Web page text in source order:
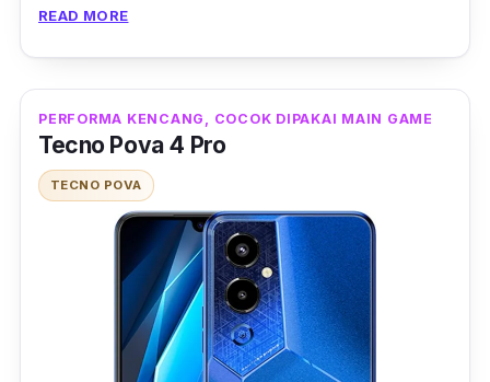
Baterai: 5000mAh
Jika kamu sedang mencari HP 2 jutaan 5G,
Samsung Galaxy A14 5G merupakan pilihan
yang tepat untukmu. Berkat penggunaan
Mediatek MT6833 Dimensity 700
dengan fabrikasi 7nm,smartphone
ini sudah mendukung konektivitas 5G yang
akan semakin banyak dijumpai seiring
berjalannya waktu.
READ MORE
PERFORMA KENCANG, COCOK DIPAKAI MAIN GAME
Tecno Pova 4 Pro
TECNO POVA